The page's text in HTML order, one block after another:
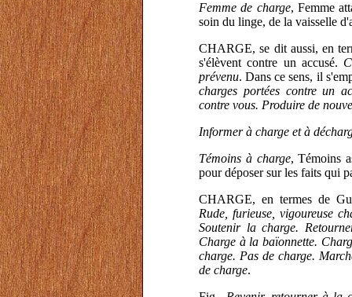
Femme de charge, Femme
soin du linge, de la vaisselle
CHARGE, se dit aussi, en
s'élèvent contre un accusé.
prévenu. Dans ce sens, il
charges portées contre un
contre vous. Produire de
Informer à charge et à
Témoins à charge, Témoins
pour déposer sur les faits qui
CHARGE, en termes de
Rude, furieuse, vigoureuse
Soutenir la charge.
Charge à la baïonnette.
charge. Pas de charge.
de charge.